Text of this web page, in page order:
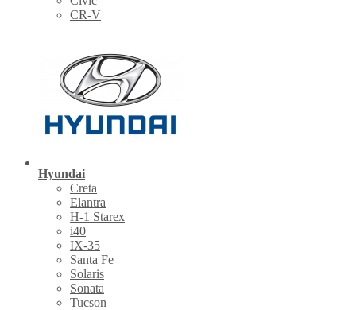
CR-V
Hyundai
Creta
Elantra
H-1 Starex
i40
IX-35
Santa Fe
Solaris
Sonata
Tucson